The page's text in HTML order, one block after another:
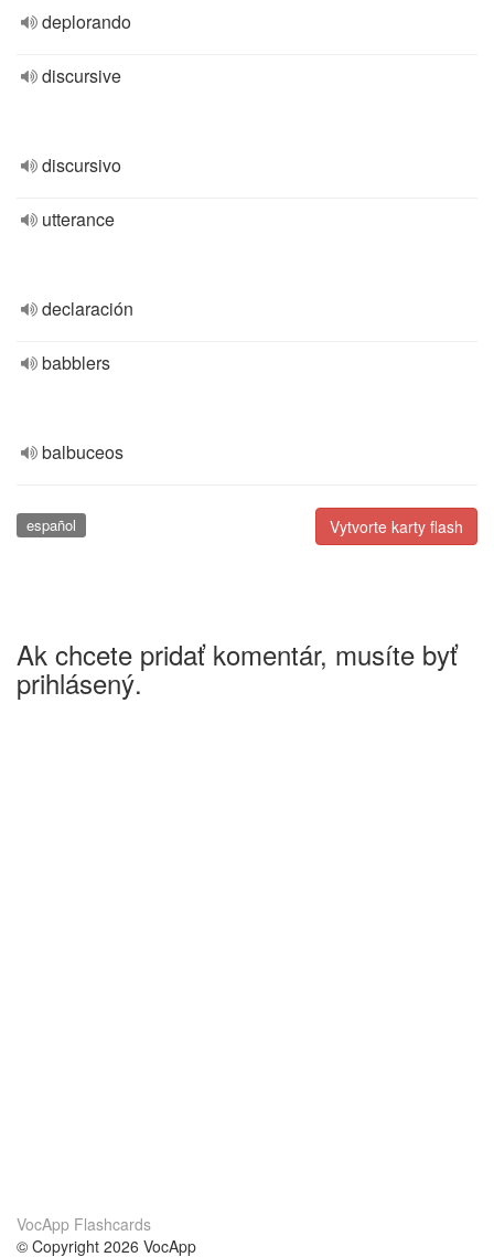
deplorando
discursive
discursivo
utterance
declaración
babblers
balbuceos
Vytvorte karty flash
español
Ak chcete pridať komentár, musíte byť
prihlásený.
VocApp Flashcards
© Copyright 2026 VocApp